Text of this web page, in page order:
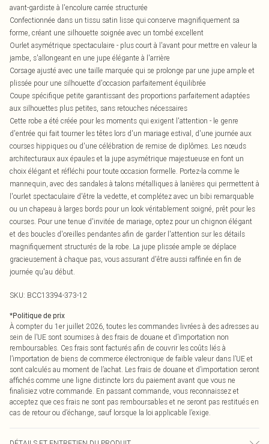
avant-gardiste à l'encolure carrée structurée
Confectionnée dans un tissu satin lisse qui conserve magnifiquement sa
forme, créant une silhouette soignée avec un tombé excellent
Ourlet asymétrique spectaculaire - plus court à l'avant pour mettre en valeur la
jambe, s'allongeant en une jupe élégante à l'arrière
Corsage ajusté avec une taille marquée qui se prolonge par une jupe ample et
plissée pour une silhouette d'occasion parfaitement équilibrée
Coupe spécifique petite garantissant des proportions parfaitement adaptées
aux silhouettes plus petites, sans retouches nécessaires
Cette robe a été créée pour les moments qui exigent l'attention - le genre
d'entrée qui fait tourner les têtes lors d'un mariage estival, d'une journée aux
courses hippiques ou d'une célébration de remise de diplômes. Les nœuds
architecturaux aux épaules et la jupe asymétrique majestueuse en font un
choix élégant et réfléchi pour toute occasion formelle. Portez-la comme le
mannequin, avec des sandales à talons métalliques à lanières qui permettent à
l'ourlet spectaculaire d'être la vedette, et complétez avec un bibi remarquable
ou un chapeau à larges bords pour un look véritablement soigné, prêt pour les
courses. Pour une tenue d'invitée de mariage, optez pour un chignon élégant
et des boucles d'oreilles pendantes afin de garder l'attention sur les détails
magnifiquement structurés de la robe. La jupe plissée ample se déplace
gracieusement à chaque pas, vous assurant d'être aussi raffinée en fin de
journée qu'au début.
SKU: BCC13394-373-12
*Politique de prix
À compter du 1er juillet 2026, toutes les commandes livrées à des adresses au
sein de l’UE sont soumises à des frais de douane et d’importation non
remboursables. Ces frais sont facturés afin de couvrir les coûts liés à
l’importation de biens de commerce électronique de faible valeur dans l’UE et
sont calculés au moment de l’achat. Les frais de douane et d’importation seront
affichés comme une ligne distincte lors du paiement avant que vous ne
finalisiez votre commande. En passant commande, vous reconnaissez et
acceptez que ces frais ne sont pas remboursables et ne seront pas restitués en
cas de retour ou d’échange, sauf lorsque la loi applicable l’exige.